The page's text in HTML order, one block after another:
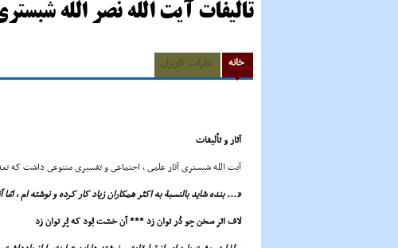
تالیفات آیت الله نصر الله
خانه نظرات کاربران
آثار و تألیفات
آیت الله شبسترى آثار علمى ، اجتماعى و تفسیرى متنوعى داشت
«... بنده شاید بالنسبة به اکثر همکاران زیاد کار کرده و نوشته ام ،
لاف اثر سخن چو دُر توان زد *** آن خشت بُود که پُر توان زد